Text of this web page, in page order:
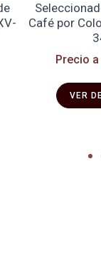
Café por
Precio
VER